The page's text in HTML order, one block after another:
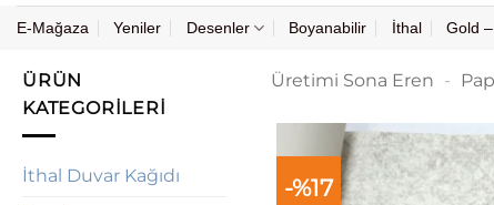
E-Mağaza Yeniler Desenler Boyanabilir İthal Gold
ÜRÜN
KATEGORILERI
İthal Duvar Kağıdı
Üretimi Sona Eren -
-%17